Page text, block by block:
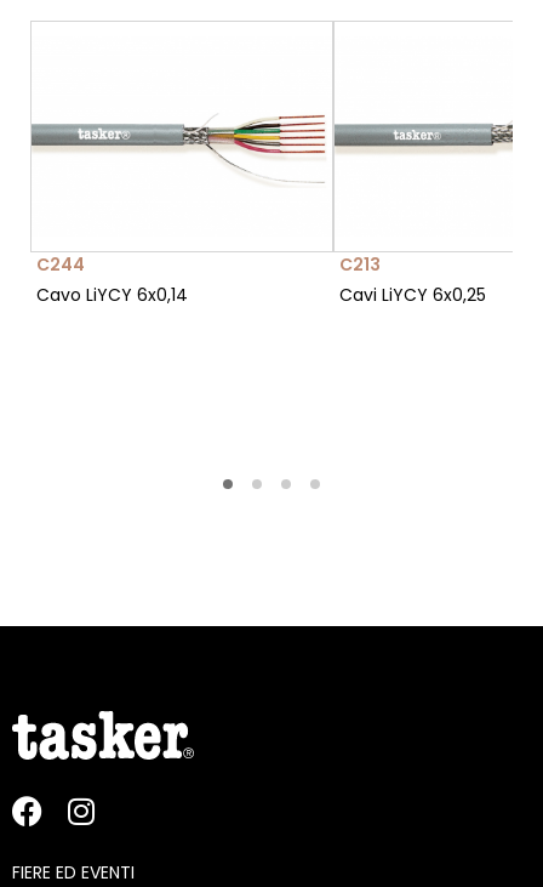
C244
Cavo LiYCY 6x0,14
C213
Cavi LiYCY 6x0,25
FIERE ED EVENTI